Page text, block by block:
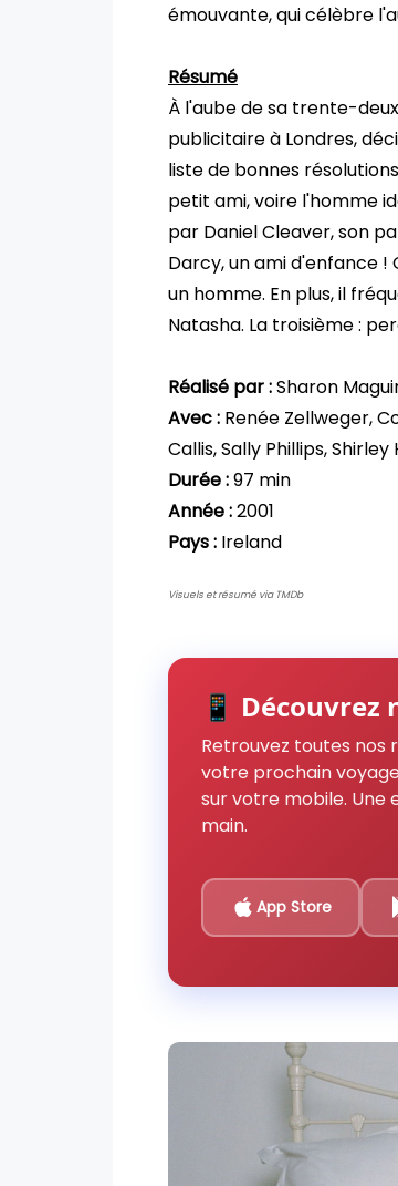
émouvante, qui célèbre
Résumé
À l'aube de sa trente-
publicitaire à Londres,
liste de bonnes
petit ami, voire l'homme
par Daniel Cleaver, son
Darcy, un ami d'enfance
un homme. En plus, il
Natasha. La troisième :
Réalisé par :Sharon
Avec : Renée Zellweger,
Callis, Sally Phillips,
Durée :97 min
Année :2001
Pays : Ireland
Visuels et résumé via TMDb
📱
Retrouvez toutes
votre prochain
sur votre mobile. Une
main.
App Store